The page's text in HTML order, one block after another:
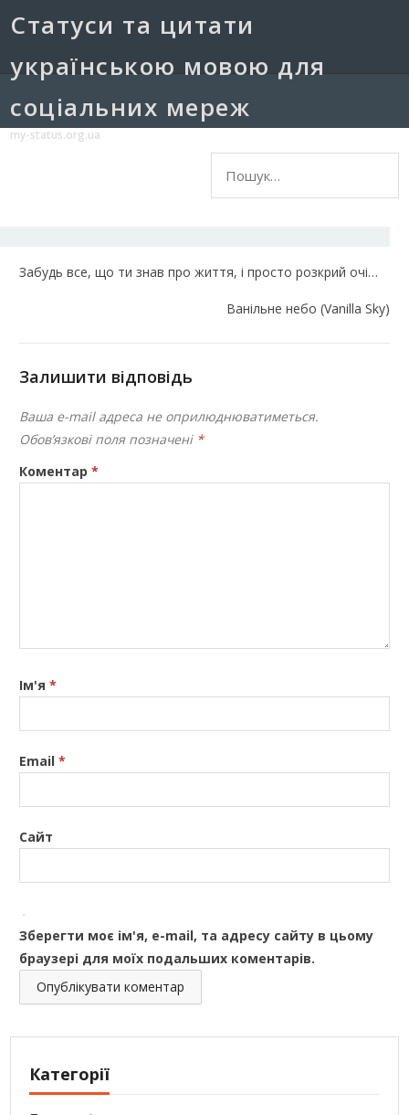
Cтатуси та цитати
українською мовою для
соціальних мереж
my-status.org.ua
Забудь все, що ти знав про життя, і просто розкрий очі…
Ванільне небо (Vanilla Sky)
Залишити відповідь
Ваша e-mail адреса не оприлюднюватиметься.
Обов’язкові поля позначені *
Коментар*
Ім'я*
Email*
Сайт
Зберегти моє ім'я, e-mail, та адресу сайту в цьому
браузері для моїх подальших коментарів.
Категорії